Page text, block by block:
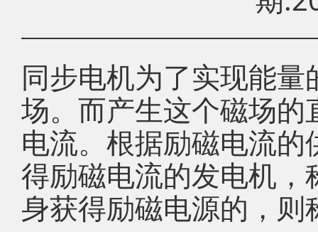
同步电机为了实现能
场。而产生这个磁场
电流。根据励磁电流
得励磁电流的发电机
身获得励磁电源的，